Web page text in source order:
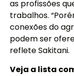
as profissões
trabalhos.
conexões do
podem ser
reflete Sakitani.
Veja a lista